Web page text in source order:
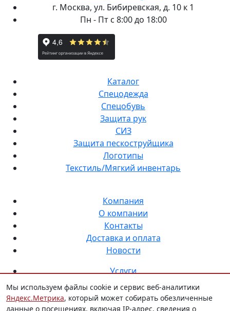
г. Москва, ул. Бибиревская, д. 10 к 1
Пн - Пт с 8:00 до 18:00
Каталог
Спецодежда
Спецобувь
Защита рук
СИЗ
Защита пескоструйщика
Логотипы
Текстиль/Мягкий инвентарь
Компания
О компании
Контакты
Доставка и оплата
Новости
Услуги
Нанесение логотипа на спецодежду
Индивидуальный пошив
Аутсорсинг снабжения СИЗ
Мы используем файлы cookie и сервис веб-аналитики
Яндекс.Метрика, который может собирать обезличенные
данные о посещениях, включая IP-адрес, сведения о